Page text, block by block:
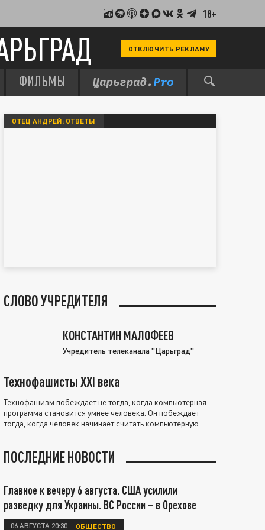
18+
ОТКЛЮЧИТЬ РЕКЛАМУ
ФИЛЬМЫ
ОТЕЦ АНДРЕЙ: ОТВЕТЫ
СЛОВО УЧРЕДИТЕЛЯ
КОНСТАНТИН МАЛОФЕЕВ
Учредитель телеканала "Царьград"
Технофашисты XXI века
Технофашизм побеждает не тогда, когда компьютерная
программа становится умнее человека. Он побеждает
тогда, когда человек начинает считать компьютерную
ПОСЛЕДНИЕ НОВОСТИ
Главное к вечеру 6 августа. США усилили
разведку для Украины. ВС России – в Орехове
06 АВГУСТА 20:30 ОБЩЕСТВО